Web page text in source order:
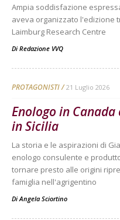
Ampia soddisfazione
aveva organizzato l'edizione
Laimburg Research Centre
Di Redazione VVQ
PROTAGONISTI 21 Luglio 2026
Enologo in
in Sicilia
La storia e le aspirazioni di
enologo consulente e
tornare presto alle origini
famiglia nell'agrigentino
DiAngela Sciortino